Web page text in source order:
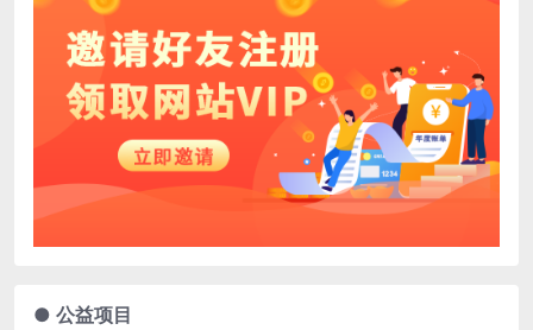
● 公益项目